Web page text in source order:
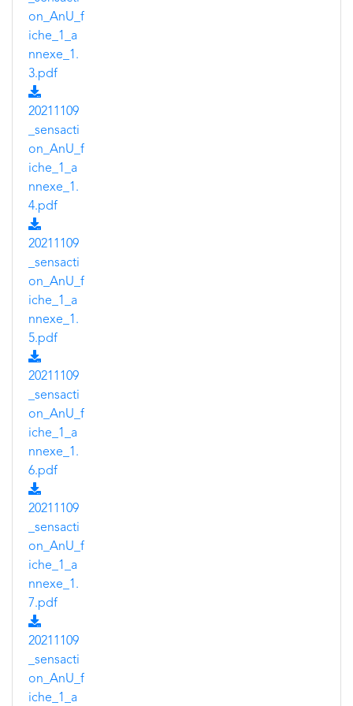
on_AnU_f
iche_1_a
nnexe_1.
3.pdf
20211109
_sensacti
on_AnU_f
iche_1_a
nnexe_1.
4.pdf
20211109
_sensacti
on_AnU_f
iche_1_a
nnexe_1.
5.pdf
20211109
_sensacti
on_AnU_f
iche_1_a
nnexe_1.
6.pdf
20211109
_sensacti
on_AnU_f
iche_1_a
nnexe_1.
7.pdf
20211109
_sensacti
on_AnU_f
iche_1_a